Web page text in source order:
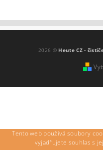
2026 © Heute CZ -
Tento web používá soubory
vyjadřujete souhlas s